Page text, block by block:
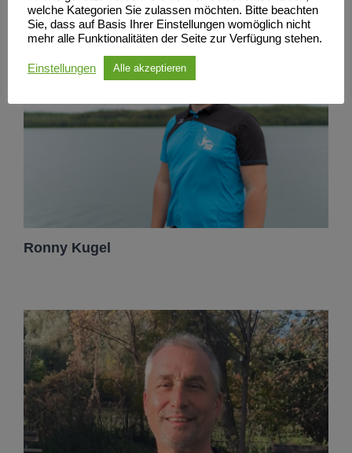
Ronny Kugel
welche Kategorien Sie zulassen möchten. Bitte beachten
Sie, dass auf Basis Ihrer Einstellungen womöglich nicht
mehr alle Funktionalitäten der Seite zur Verfügung stehen.
Einstellungen Alle akzeptieren